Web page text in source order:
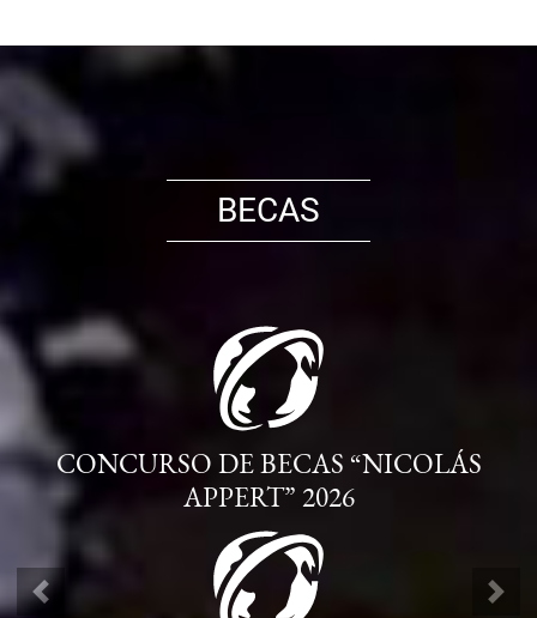
BECAS
CONCURSO DE BECAS “NICOLÁS
APPERT” 2026
ANTERIOR